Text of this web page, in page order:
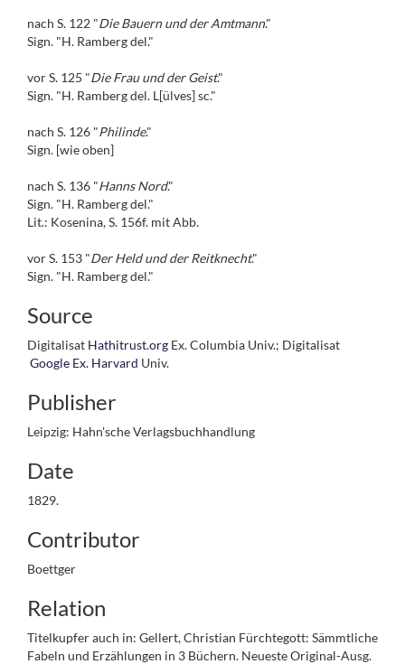
nach S. 122 "Die Bauern und der Amtmann."
Sign. "H. Ramberg del."
vor S. 125 "Die Frau und der Geist."
Sign. "H. Ramberg del. L[ülves] sc."
nach S. 126 "Philinde."
Sign. [wie oben]
nach S. 136 "Hanns Nord."
Sign. "H. Ramberg del."
Lit.: Kosenina, S. 156f. mit Abb.
vor S. 153 "Der Held und der Reitknecht."
Sign. "H. Ramberg del."
Source
Digitalisat Hathitrust.org Ex. Columbia Univ.; Digitalisat
Google Ex. Harvard Univ.
Publisher
Leipzig: Hahn'sche Verlagsbuchhandlung
Date
1829.
Contributor
Boettger
Relation
Titelkupfer auch in: Gellert, Christian Fürchtegott: Sämmtliche
Fabeln und Erzählungen in 3 Büchern. Neueste Original-Ausg.